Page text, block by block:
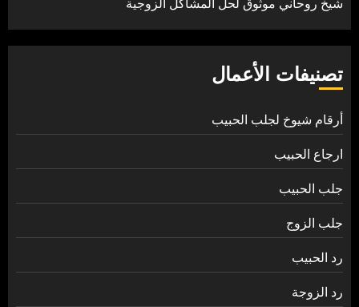
تصنيفات الأعمال
أرقام شيوخ لجلب الحبيب
ارجاع الحبيب
جلب الحبيب
جلب الزوج
رد الحبيب
رد الزوجة